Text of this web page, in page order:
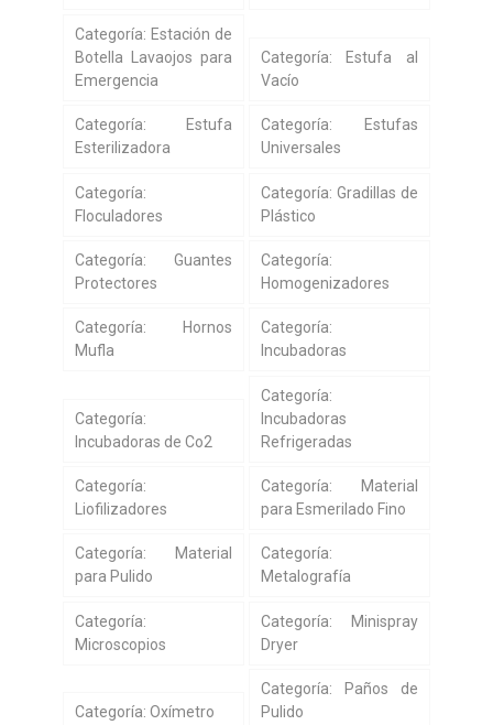
Categoría: Estación de
Botella Lavaojos para
Emergencia
Categoría: Estufa al
Vacío
Categoría: Estufa
Esterilizadora
Categoría: Estufas
Universales
Categoría:
Floculadores
Categoría: Gradillas de
Plástico
Categoría: Guantes
Protectores
Categoría:
Homogenizadores
Categoría: Hornos
Mufla
Categoría:
Incubadoras
Categoría:
Incubadoras de Co2
Categoría:
Incubadoras
Refrigeradas
Categoría:
Liofilizadores
Categoría: Material
para Esmerilado Fino
Categoría: Material
para Pulido
Categoría:
Metalografía
Categoría:
Microscopios
Categoría: Minispray
Dryer
Categoría: Oxímetro
Categoría: Paños de
Pulido